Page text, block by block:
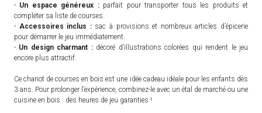
- Un espace généreux :parfait pour transporter tous les produits et
compléter sa liste de courses.
- Accessoires inclus :sac à provisions et nombreux articles d’épicerie
pour démarrer le jeu immédiatement.
- Un design charmant :décoré d’illustrations colorées qui rendent le jeu
encore plus attractif.
Ce chariot de courses en bois est une idée cadeau idéale pour les enfants dès
3 ans. Pour prolonger l’expérience, combinez-le avec un étal de marché ou une
cuisine en bois : des heures de jeu garanties !